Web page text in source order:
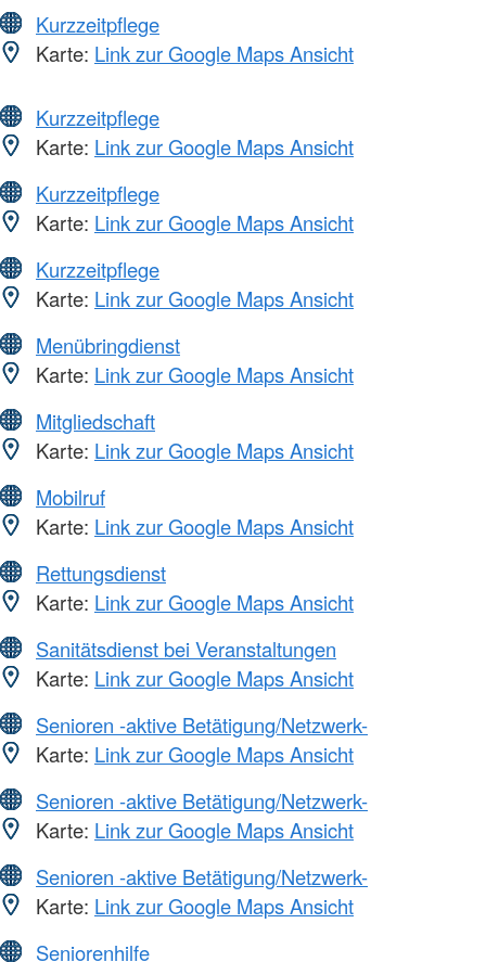
Kurzzeitpflege
Karte: Link zur Google Maps Ansicht
Kurzzeitpflege
Karte: Link zur Google Maps Ansicht
Kurzzeitpflege
Karte: Link zur Google Maps Ansicht
Kurzzeitpflege
Karte: Link zur Google Maps Ansicht
Menübringdienst
Karte: Link zur Google Maps Ansicht
Mitgliedschaft
Karte: Link zur Google Maps Ansicht
Mobilruf
Karte: Link zur Google Maps Ansicht
Rettungsdienst
Karte: Link zur Google Maps Ansicht
Sanitätsdienst bei Veranstaltungen
Karte: Link zur Google Maps Ansicht
Senioren -aktive Betätigung/Netzwerk-
Karte: Link zur Google Maps Ansicht
Senioren -aktive Betätigung/Netzwerk-
Karte: Link zur Google Maps Ansicht
Senioren -aktive Betätigung/Netzwerk-
Karte: Link zur Google Maps Ansicht
Seniorenhilfe